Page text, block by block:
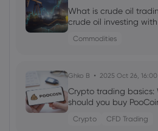
What is crude oil
crude oil investing
Commodities
Ghko B 2025 Oct 26, 16:00
Crypto trading basics:
should you buy
Crypto CFD Trading